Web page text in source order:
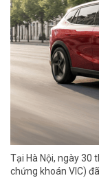
Tại Hà Nội, ngày 30
chứng khoán VIC)